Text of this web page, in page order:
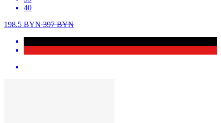
40
198.5 BYN397BYN